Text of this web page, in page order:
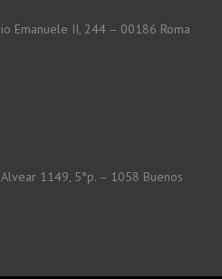
Emanuele II, 244 – 00186 Roma
1149, 5°p. – 1058 Buenos